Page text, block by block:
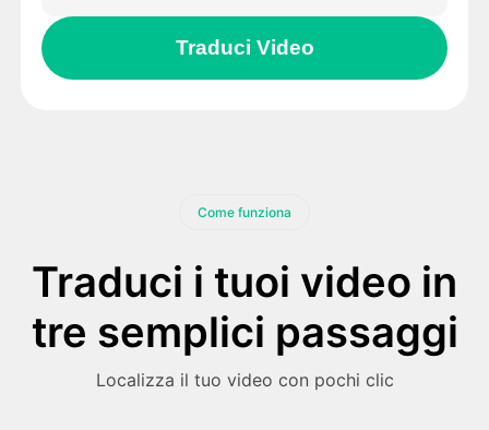
Traduci Video
Come funziona
Traduci i tuoi video in
tre semplici passaggi
Localizza il tuo video con pochi clic